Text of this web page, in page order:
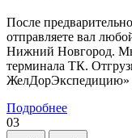
После
отправляете вал
Нижний Новгород.
терминала ТК.
Подробнее
03